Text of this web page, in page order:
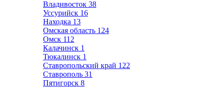
Владивосток 38
Уссурийск 16
Находка 13
Омская область 124
Омск 112
Калачинск 1
Тюкалинск 1
Ставропольский край 122
Ставрополь 31
Пятигорск 8